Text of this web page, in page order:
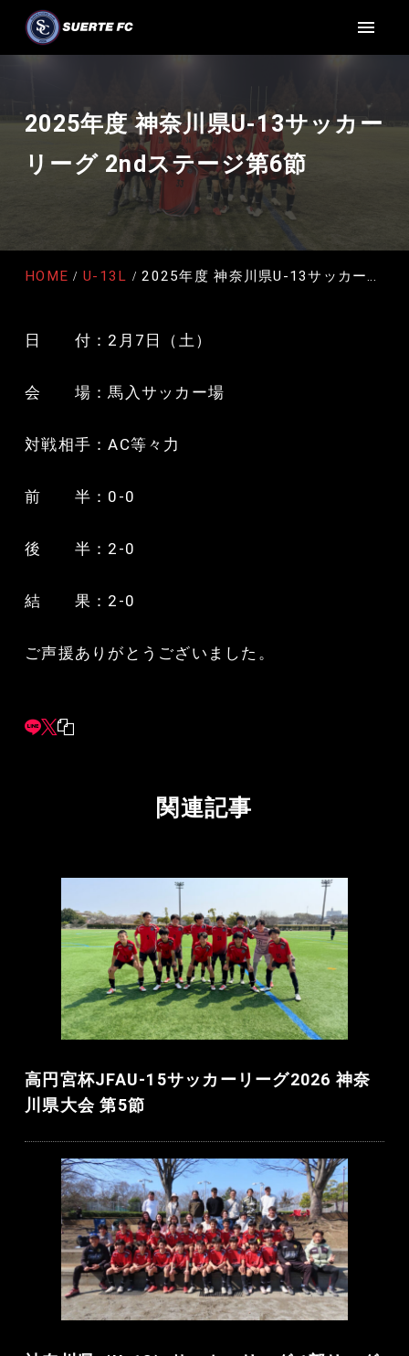
2025年度 神奈川県U-13サッカー
リーグ 2ndステージ第6節
HOME U-13L 2025年度 神奈川県U-13サッカーリーグ 2ndステージ第6節
日 付：2月7日（土）
会 場：馬入サッカー場
対戦相手：AC等々力
前 半：0-0
後 半：2-0
結 果：2-0
ご声援ありがとうございました。
関連記事
高円宮杯JFAU-15サッカーリーグ2026 神奈
川県大会 第5節